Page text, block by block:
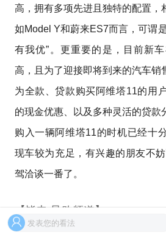
高，拥有多项先进且独特的配置，
如Model Y和蔚来ES7而言，可谓
有我优”。更重要的是，目前新
高，且为了迎接即将到来的汽车销
为全款、贷款购买阿维塔11的用
的现金优惠、以及多种灵活的贷款
购入一辆阿维塔11的时机已经十
现车较为充足，有兴趣的朋友不
驾洽谈一番了。
【皆电 导购频道】